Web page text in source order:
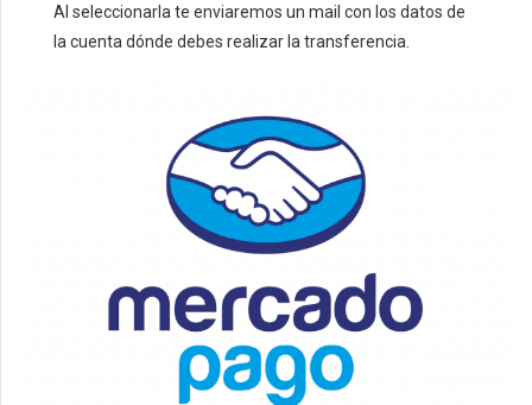
Al seleccionarla te enviaremos un mail con los datos de
la cuenta dónde debes realizar la transferencia.